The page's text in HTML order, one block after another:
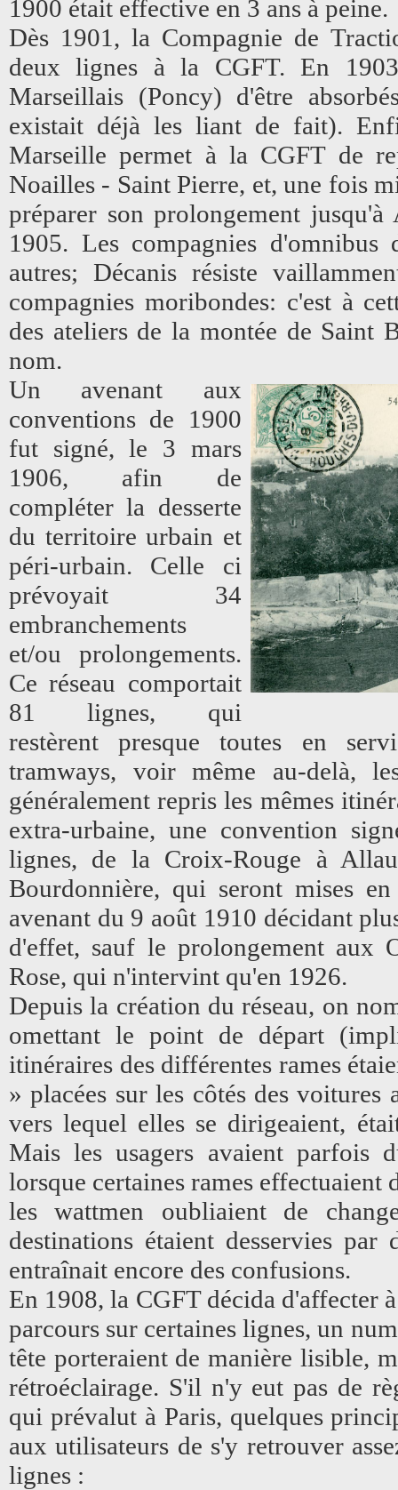
1900 était effective en 3 ans à peine.
Dès 1901, la Compagnie de
deux lignes à la CGFT. En
Marseillais (Poncy) d'être
existait déjà les liant de fait).
Marseille permet à la CGFT de
Noailles - Saint Pierre, et, une fois
préparer son prolongement
1905. Les compagnies d'omnibus
autres; Décanis résiste
compagnies moribondes: c'est à
des ateliers de la montée de Saint
nom.
Un avenant aux
conventions de 1900
fut signé, le 3 mars
1906, afin de
compléter la desserte
du territoire urbain et
péri-urbain. Celle ci
prévoyait 34
embranchements
et/ou prolongements.
Ce réseau comportait
81 lignes, qui
restèrent presque toutes en
tramways, voir même au-delà,
généralement repris les mêmes
extra-urbaine, une convention
lignes, de la Croix-Rouge à
Bourdonnière, qui seront mises
avenant du 9 août 1910 décidant
d'effet, sauf le prolongement
Rose, qui n'intervint qu'en 1926.
Depuis la création du réseau, on
omettant le point de départ
itinéraires des différentes rames
» placées sur les côtés des
vers lequel elles se dirigeaient,
Mais les usagers avaient parfois
lorsque certaines rames effectuaient
les wattmen oubliaient de
destinations étaient desservies
entraînait encore des confusions.
En 1908, la CGFT décida d'affecter
parcours sur certaines lignes, un
tête porteraient de manière lisible,
rétroéclairage. S'il n'y eut pas de
qui prévalut à Paris, quelques
aux utilisateurs de s'y retrouver
lignes :